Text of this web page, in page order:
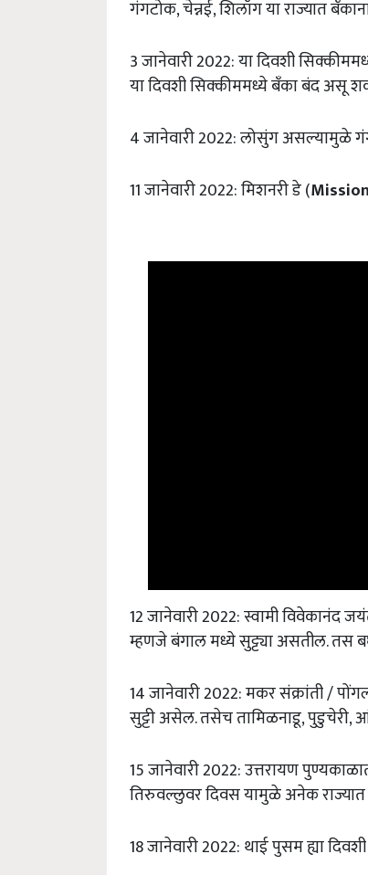
गंगटोक, चेन्नई, शिलाँग या राज्यात
3 जानेवारी 2022: या दिवशी
या दिवशी सिक्कीममध्ये बँका बंद असू
4 जानेवारी 2022: लोसुंग असल्यामुळे
11 जानेवारी 2022: मिशनरी डे (
12 जानेवारी 2022: स्वामी विवेकानंद
म्हणजे बंगाल मध्ये सुट्ट्या असतील. तस
14 जानेवारी 2022: मकर संक्रांती /
सुट्टी असेल. तसेच तामिळनाडू, पुडुचेरी,
15 जानेवारी 2022: उत्तरायण
तिरुवल्लुवर दिवस यामुळे अनेक राज्यात
18 जानेवारी 2022: थाई पुसम ह्या